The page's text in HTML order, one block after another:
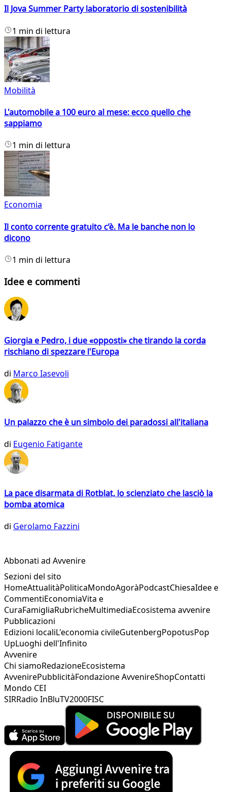
Il Jova Summer Party laboratorio di sostenibilità
1 min di lettura
Mobilità
L'automobile a 100 euro al mese: ecco quello che
sappiamo
1 min di lettura
Economia
Il conto corrente gratuito c’è. Ma le banche non lo
dicono
1 min di lettura
Idee e commenti
Giorgia e Pedro, i due «opposti» che tirando la corda
rischiano di spezzare l'Europa
di Marco Iasevoli
Un palazzo che è un simbolo dei paradossi all'italiana
di Eugenio Fatigante
La pace disarmata di Rotblat, lo scienziato che lasciò la
bomba atomica
di Gerolamo Fazzini
Abbonati ad Avvenire
Sezioni del sito
HomeAttualitàPoliticaMondoAgoràPodcastChiesaIdee e
CommentiEconomiaVita e
CuraFamigliaRubricheMultimediaEcosistema avvenire
Pubblicazioni
Edizioni localiL'economia civileGutenbergPopotusPop
UpLuoghi dell'Infinito
Avvenire
Chi siamoRedazioneEcosistema
AvvenirePubblicitàFondazione AvvenireShopContatti
Mondo CEI
SIRRadio InBluTV2000FISC